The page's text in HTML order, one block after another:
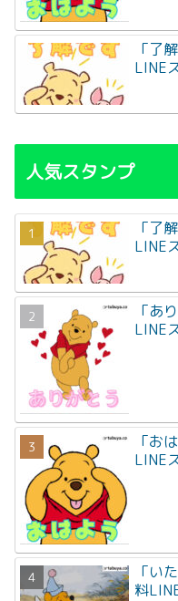
「了
LINE
人気スタンプ
「了
LINE
「あ
LINE
「お
LINE
「い
料